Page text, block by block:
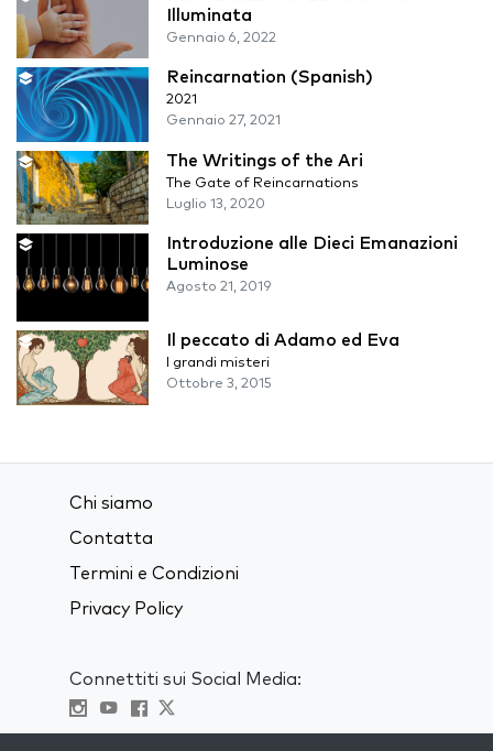
Illuminata
Gennaio 6, 2022
Reincarnation (Spanish)
2021
Gennaio 27, 2021
The Writings of the Ari
The Gate of Reincarnations
Luglio 13, 2020
Introduzione alle Dieci Emanazioni
Luminose
Agosto 21, 2019
Il peccato di Adamo ed Eva
I grandi misteri
Ottobre 3, 2015
Chi siamo
Contatta
Termini e Condizioni
Privacy Policy
Connettiti sui Social Media: